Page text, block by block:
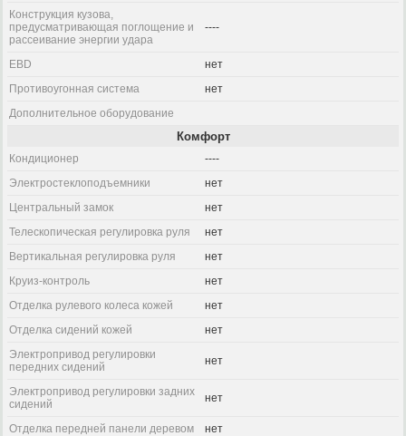
Конструкция кузова,
предусматривающая поглощение и
рассеивание энергии удара
----
EBD
нет
Противоугонная система
нет
Дополнительное оборудование
Комфорт
Кондиционер
----
Электростеклоподъемники
нет
Центральный замок
нет
Телескопическая регулировка руля
нет
Вертикальная регулировка руля
нет
Круиз-контроль
нет
Отделка рулевого колеса кожей
нет
Отделка сидений кожей
нет
Электропривод регулировки
передних сидений
нет
Электропривод регулировки задних
сидений
нет
Отделка передней панели деревом
нет